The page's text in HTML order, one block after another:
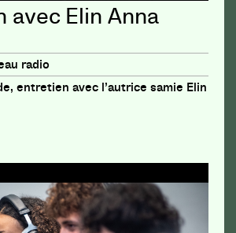
avec Elin Anna
radio
entretien avec l’autrice samie Elin